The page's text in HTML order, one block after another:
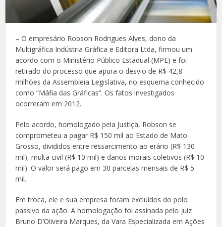
– O empresário Robson Rodrigues Alves, dono da
Multigráfica Indústria Gráfica e Editora Ltda, firmou um
acordo com o Ministério Público Estadual (MPE) e foi
retirado do processo que apura o desvio de R$ 42,8
milhões da Assembleia Legislativa, no esquema conhecido
como “Máfia das Gráficas”. Os fatos investigados
ocorreram em 2012.
Pelo acordo, homologado pela Justiça, Robson se
comprometeu a pagar R$ 150 mil ao Estado de Mato
Grosso, divididos entre ressarcimento ao erário (R$ 130
mil), multa civil (R$ 10 mil) e danos morais coletivos (R$ 10
mil). O valor será pago em 30 parcelas mensais de R$ 5
mil.
Em troca, ele e sua empresa foram excluídos do polo
passivo da ação. A homologação foi assinada pelo juiz
Bruno D’Oliveira Marques, da Vara Especializada em Ações